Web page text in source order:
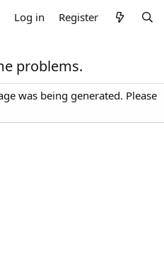
Log in Register
problems.
was being generated. Please